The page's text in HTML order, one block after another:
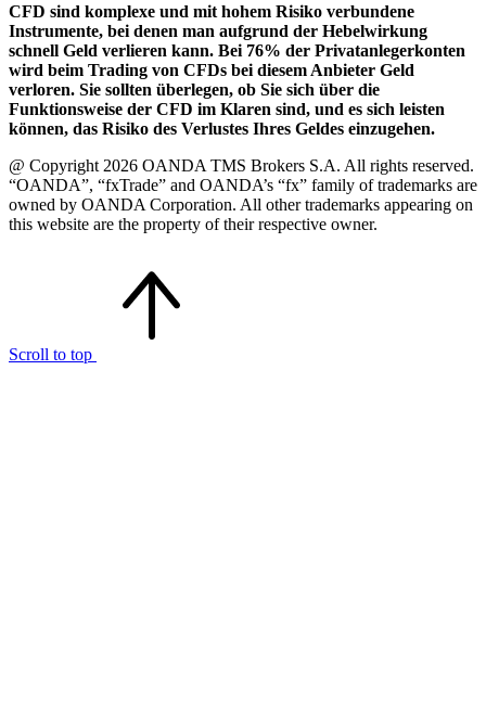
CFD sind komplexe und mit hohem Risiko verbundene
Instrumente, bei denen man aufgrund der Hebelwirkung
schnell Geld verlieren kann. Bei 76% der Privatanlegerkonten
wird beim Trading von CFDs bei diesem Anbieter Geld
verloren. Sie sollten überlegen, ob Sie sich über die
Funktionsweise der CFD im Klaren sind, und es sich leisten
können, das Risiko des Verlustes Ihres Geldes einzugehen.
@ Copyright 2026 OANDA TMS Brokers S.A. All rights reserved.
“OANDA”, “fxTrade” and OANDA’s “fx” family of trademarks are
owned by OANDA Corporation. All other trademarks appearing on
this website are the property of their respective owner.
Scroll to top